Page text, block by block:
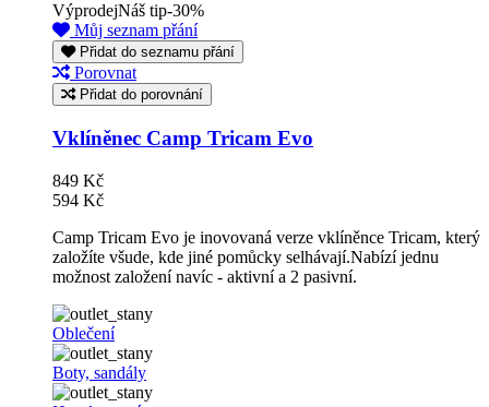
VýprodejNáš tip-30%
Můj seznam přání
Přidat do seznamu přání
Porovnat
Přidat do porovnání
Vklíněnec Camp Tricam Evo
849 Kč
594 Kč
Camp Tricam Evo je inovovaná verze vklíněnce Tricam, který
založíte všude, kde jiné pomůcky selhávají.Nabízí jednu
možnost založení navíc - aktivní a 2 pasivní.
Oblečení
Boty, sandály